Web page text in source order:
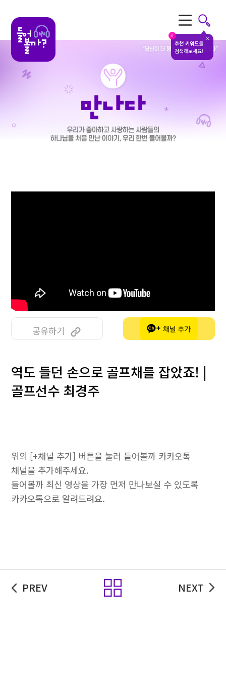
#
추천 키워드를
검색해보세요!
공유하기
역도 들던 손으로 골프채를 잡았죠! |
골프선수 최경주
위의 [+채널 추가] 버튼을 눌러 들어볼까 카카오톡
채널을 추가해주세요.
들어볼까 최신 영상을 가장 먼저 만나보실 수 있도록
카카오톡으로 알려드려요.
PREV 목록 NEXT